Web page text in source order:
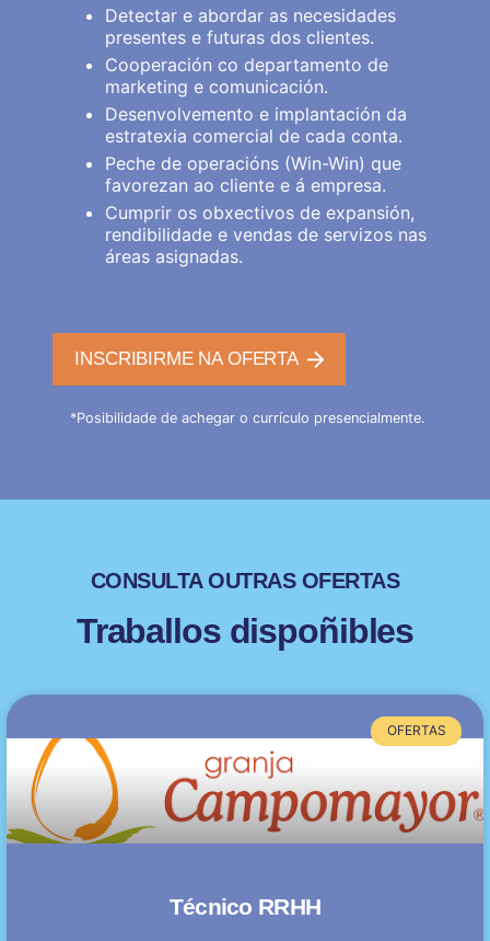
Detectar e abordar as necesidades
presentes e futuras dos clientes.
Cooperación co departamento de
marketing e comunicación.
Desenvolvemento e implantación da
estratexia comercial de cada conta.
Peche de operacións (Win-Win) que
favorezan ao cliente e á empresa.
Cumprir os obxectivos de expansión,
rendibilidade e vendas de servizos nas
áreas asignadas.
INSCRIBIRME NA OFERTA
*Posibilidade de achegar o currículo presencialmente.
CONSULTA OUTRAS OFERTAS
Traballos dispoñibles
OFERTAS
Técnico RRHH